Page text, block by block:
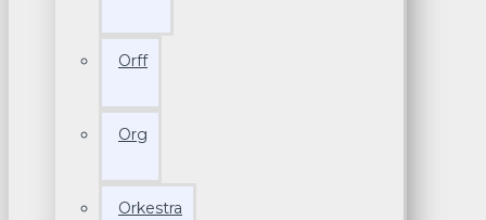
Orff
Org
Orkestra